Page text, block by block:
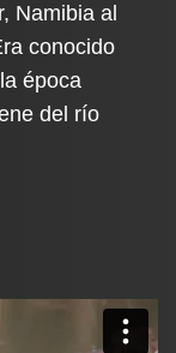
Namibia al
conocido
época
del río